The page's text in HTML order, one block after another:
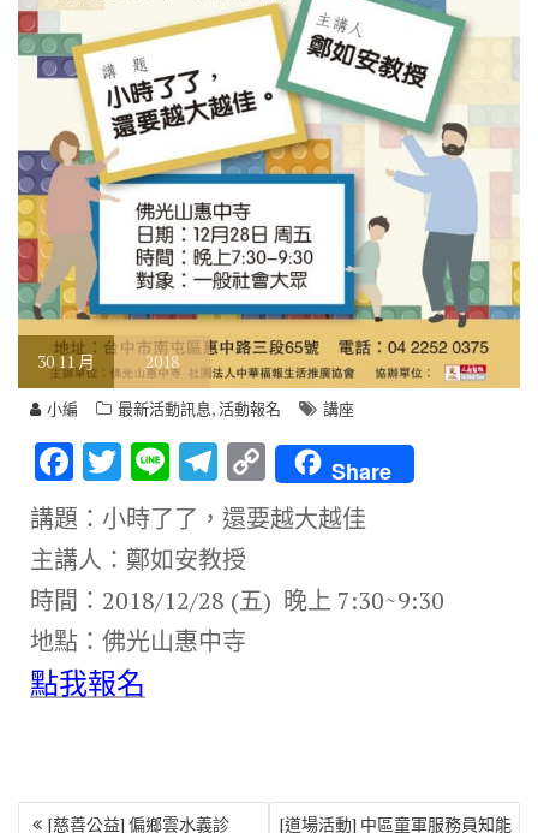
3011 月 2018
小編 最新活動訊息,活動報名 講座
F
ac
e
b
o
o
k
T
w
it
te
r
Li
n
e
T
el
e
gr
a
m
C
o
p
y
Li
Share
講題：小時了了，還要越大越佳
主講人：鄭如安教授
時間：2018/12/28 (五) 晚上 7:30~9:30
地點：佛光山惠中寺
點我報名
文 [慈善公益] 偏鄉雲水義診 [道場活動] 中區童軍服務員知能